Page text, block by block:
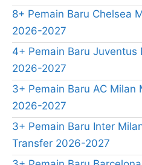
8+ Pemain Baru Chelsea
2026-2027
4+ Pemain Baru
2026-2027
3+ Pemain Baru AC Milan
2026-2027
3+ Pemain Baru Inter
Transfer 2026-2027